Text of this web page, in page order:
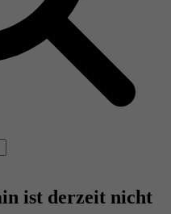
ist derzeit nicht